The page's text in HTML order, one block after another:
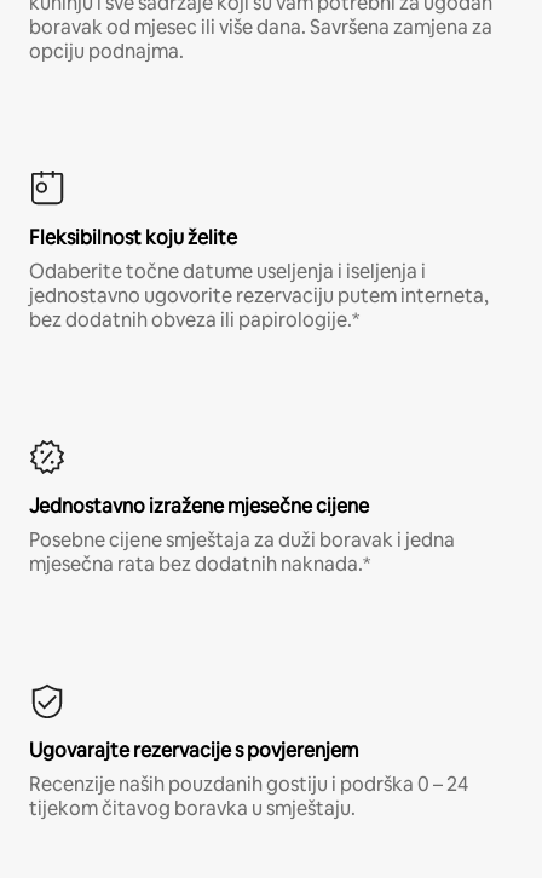
boravak od mjesec ili više dana. Savršena zamjena za
opciju podnajma.
Fleksibilnost koju želite
Odaberite točne datume useljenja i iseljenja i
jednostavno ugovorite rezervaciju putem interneta,
bez dodatnih obveza ili papirologije.*
Jednostavno izražene mjesečne cijene
Posebne cijene smještaja za duži boravak i jedna
mjesečna rata bez dodatnih naknada.*
Ugovarajte rezervacije s povjerenjem
Recenzije naših pouzdanih gostiju i podrška 0 – 24
tijekom čitavog boravka u smještaju.